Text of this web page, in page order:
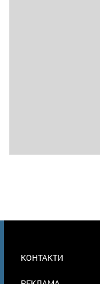
В
КОНТАКТИ